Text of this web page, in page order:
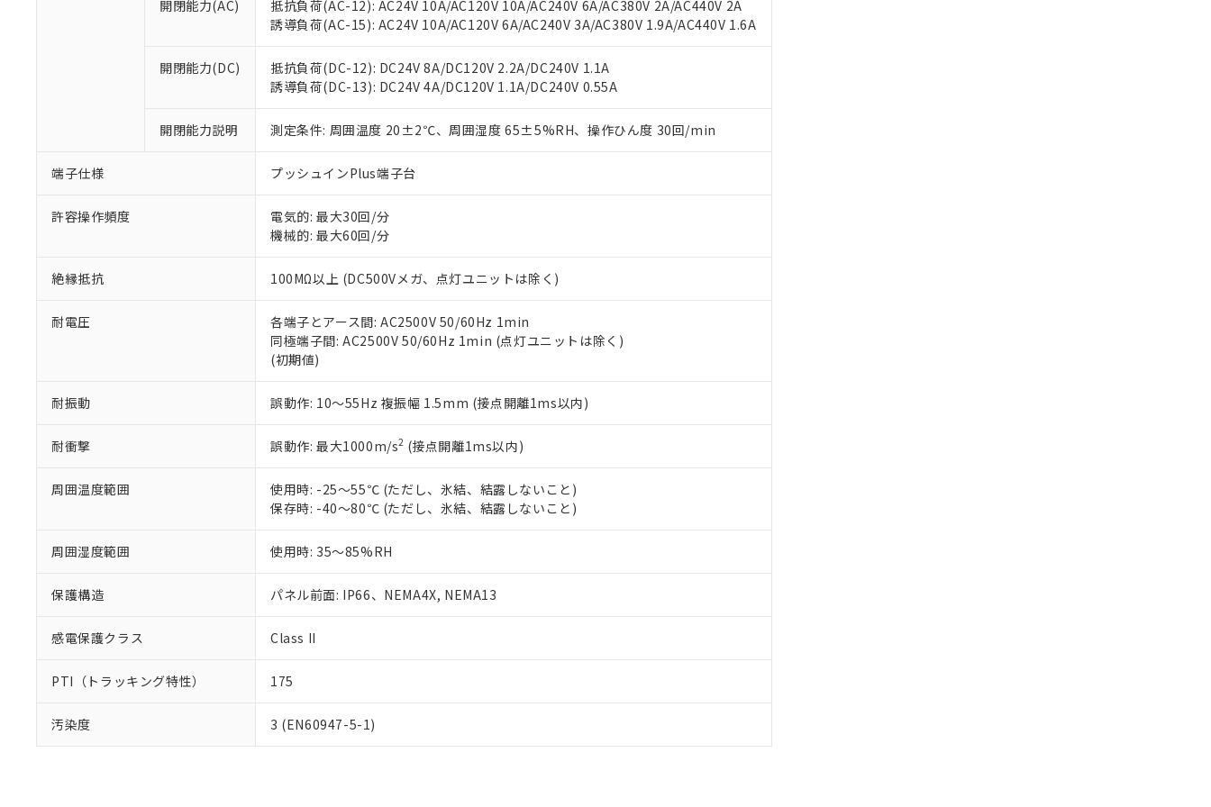
開閉能力(AC)
抵抗負荷(AC-12): AC24V 10A/AC120V 10A/AC240V 6A/AC380V 2A/AC440V 2A
誘導負荷(AC-15): AC24V 10A/AC120V 6A/AC240V 3A/AC380V 1.9A/AC440V 1.6A
開閉能力(DC)
抵抗負荷(DC-12): DC24V 8A/DC120V 2.2A/DC240V 1.1A
誘導負荷(DC-13): DC24V 4A/DC120V 1.1A/DC240V 0.55A
開閉能力説明 測定条件: 周囲温度 20±2℃、周囲湿度 65±5%RH、操作ひん度 30回/min
端子仕様 プッシュインPlus端子台
許容操作頻度
電気的: 最大30回/分
機械的: 最大60回/分
絶縁抵抗 100MΩ以上 (DC500Vメガ、点灯ユニットは除く)
耐電圧
各端子とアース間: AC2500V 50/60Hz 1min
同極端子間: AC2500V 50/60Hz 1min (点灯ユニットは除く)
(初期値)
耐振動 誤動作: 10～55Hz 複振幅 1.5mm (接点開離1ms以内)
耐衝撃 誤動作: 最大1000m/s2 (接点開離1ms以内)
周囲温度範囲
使用時: -25～55℃ (ただし、氷結、結露しないこと)
保存時: -40～80℃ (ただし、氷結、結露しないこと)
周囲湿度範囲 使用時: 35～85%RH
保護構造 パネル前面: IP66、NEMA4X, NEMA13
感電保護クラス Class II
PTI（トラッキング特性） 175
汚染度 3 (EN60947-5-1)
お客様が当ウェブサイト上で当社にご登録された部品リストについて、当社および当社の共同利用者
が、当社の製品・サービスに関するお客様との取引・商談に必要な範囲で利用することをご了承くだ
さい。
※当社の共同利用者とは、"個人情報の共同利用に関して"
いる法人を指します。
※3 非含有証明書ダウンロード
下記の非含有証明書をダウンロードすることができます。
EU RoHS指令（10物質）の非含有証明書
51物質の非含有証明書（当社基準）
※本証明書は発行日時点で非含有を証明するもので、過去に遡って非含有を証明するものではありません。
また、RoHS指令のフタル酸エステル類４物質の対応では、対応完了までの期間は出荷製品に未対応品が
既に当社にて対応品への在庫切替を完了していることから、特段のことがない限り、2022年1月12日よ
り割愛しております。
「－」：未確認です。当社販売部門へお問い合わせください。
合意する キャンセル
白